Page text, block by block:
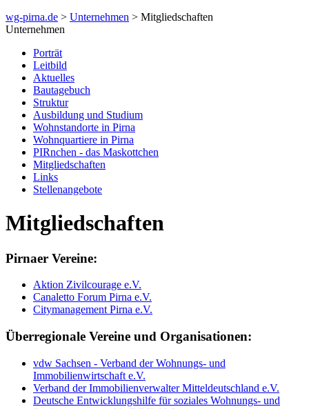
wg-pirna.de > Unternehmen > Mitgliedschaften
Unternehmen
Porträt
Leitbild
Aktuelles
Bautagebuch
Struktur
Ausbildung und Studium
Wohnstandorte in Pirna
Wohnquartiere in Pirna
PIRnchen - das Maskottchen
Mitgliedschaften
Links
Stellenangebote
Mitgliedschaften
Pirnaer Vereine:
Aktion Zivilcourage e.V.
Canaletto Forum Pirna e.V.
Citymanagement Pirna e.V.
Überregionale Vereine und Organisationen:
vdw Sachsen - Verband der Wohnungs- und
Immobilienwirtschaft e.V.
Verband der Immobilienverwalter Mitteldeutschland e.V.
Deutsche Entwicklungshilfe für soziales Wohnungs- und